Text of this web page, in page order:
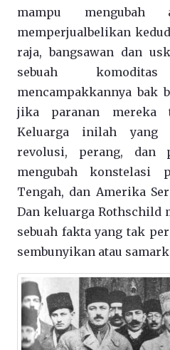
mampu
memperjualbelikan
raja, bangsawan dan
sebuah
mencampakkannya bak
jika paranan mereka
Keluarga inilah yang
revolusi, perang, dan
mengubah konstelasi
Tengah, dan Amerika
Dan keluarga Rothschild
sebuah fakta yang tak
sembunyikan atau